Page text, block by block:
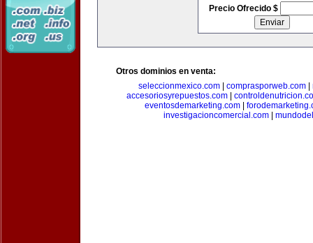
Precio Ofrecido $
Otros dominios en venta:
seleccionmexico.com| comprasporweb.com|
accesoriosyrepuestos.com
eventosdemarketing.com|
investigacioncomercial.com